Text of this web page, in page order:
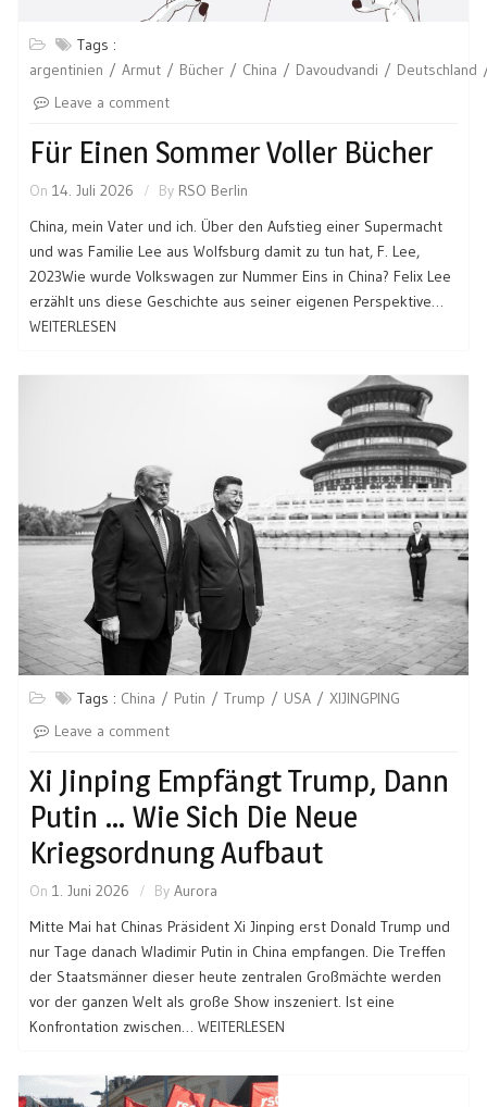
Tags :
argentinien
Armut Bücher China Davoudvandi
Deutschland
Leave a comment
Für Einen Sommer Voller Bücher
On 14. Juli 2026 By RSO Berlin
China, mein Vater und ich. Über den Aufstieg einer Supermacht
und was Familie Lee aus Wolfsburg damit zu tun hat, F. Lee,
2023Wie wurde Volkswagen zur Nummer Eins in China? Felix Lee
erzählt uns diese Geschichte aus seiner eigenen Perspektive…
WEITERLESEN
Tags : China Putin Trump USA
XIJINGPING
Leave a comment
Xi Jinping Empfängt Trump, Dann
Putin … Wie Sich Die Neue
Kriegsordnung Aufbaut
On 1. Juni 2026 By Aurora
Mitte Mai hat Chinas Präsident Xi Jinping erst Donald Trump und
nur Tage danach Wladimir Putin in China empfangen. Die Treffen
der Staatsmänner dieser heute zentralen Großmächte werden
vor der ganzen Welt als große Show inszeniert. Ist eine
Konfrontation zwischen… WEITERLESEN